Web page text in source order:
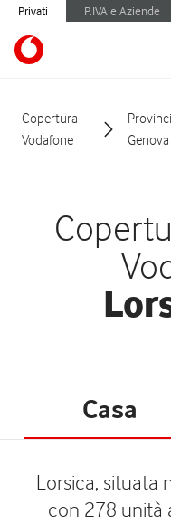
Privati P.IVA e Aziende
Copertura
Vodafone
Genova
Casa
Lorsica, situata
con 278 unità